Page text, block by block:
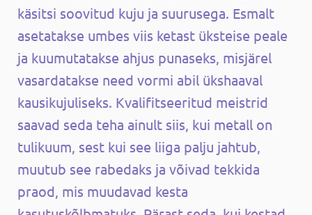
käsitsi soovitud kuju ja suurusega. Esmalt
asetatakse umbes viis ketast üksteise peale
ja kuumutatakse ahjus punaseks, misjärel
vasardatakse need vormi abil ükshaaval
kausikujuliseks. Kvalifitseeritud meistrid
saavad seda teha ainult siis, kui metall on
tulikuum, sest kui see liiga palju jahtub,
muutub see rabedaks ja võivad tekkida
praod, mis muudavad kesta